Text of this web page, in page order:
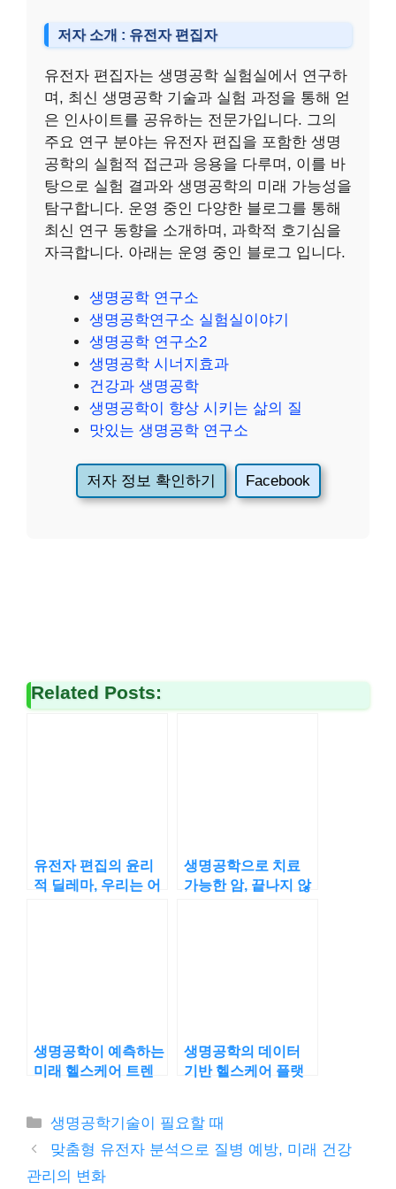
저자 소개 : 유전자 편집자
유전자 편집자는 생명공학 실험실에서 연구하
며, 최신 생명공학 기술과 실험 과정을 통해 얻
은 인사이트를 공유하는 전문가입니다. 그의
주요 연구 분야는 유전자 편집을 포함한 생명
공학의 실험적 접근과 응용을 다루며, 이를 바
탕으로 실험 결과와 생명공학의 미래 가능성을
탐구합니다. 운영 중인 다양한 블로그를 통해
최신 연구 동향을 소개하며, 과학적 호기심을
자극합니다. 아래는 운영 중인 블로그 입니다.
생명공학 연구소
생명공학연구소 실험실이야기
생명공학 연구소2
생명공학 시너지효과
건강과 생명공학
생명공학이 향상 시키는 삶의 질
맛있는 생명공학 연구소
저자 정보 확인하기 Facebook
Related Posts:
유전자 편집의 윤리
적 딜레마, 우리는 어
생명공학으로 치료
가능한 암, 끝나지 않
생명공학이 예측하는
미래 헬스케어 트렌
생명공학의 데이터
기반 헬스케어 플랫
카
테
생명공학기술이 필요할 때
맞춤형 유전자 분석으로 질병 예방, 미래 건강
관리의 변화